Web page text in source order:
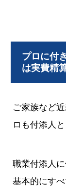
プロに付
は実費精
ご家族など
ロも付添人
職業付添人
基本的にす